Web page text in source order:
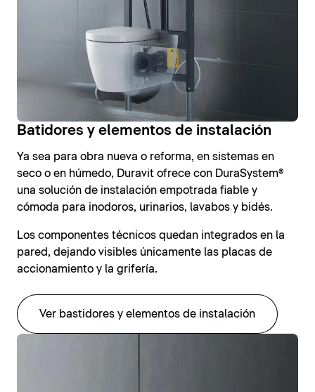
Batidores y elementos de instalación
Ya sea para obra nueva o reforma, en sistemas en
seco o en húmedo, Duravit ofrece con DuraSystem®
una solución de instalación empotrada fiable y
cómoda para inodoros, urinarios, lavabos y bidés.
Los componentes técnicos quedan integrados en la
pared, dejando visibles únicamente las placas de
accionamiento y la grifería.
Ver bastidores y elementos de instalación